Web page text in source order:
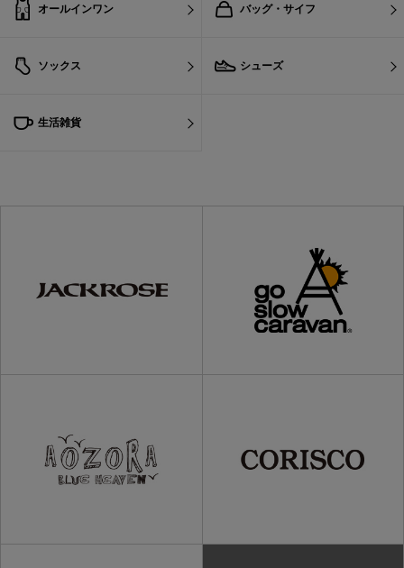
オールインワン バッグ・サイフ
ソックス シューズ
生活雑貨